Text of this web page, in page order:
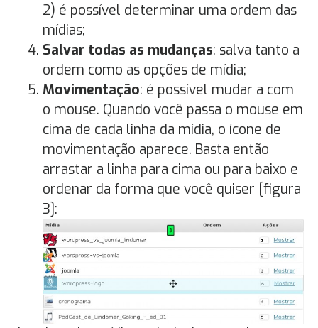
2) é possível determinar uma ordem das
mídias;
Salvar todas as mudanças: salva tanto a
ordem como as opções de mídia;
Movimentação: é possível mudar a com
o mouse. Quando você passa o mouse em
cima de cada linha da mídia, o ícone de
movimentação aparece. Basta então
arrastar a linha para cima ou para baixo e
ordenar da forma que você quiser [figura
3]: